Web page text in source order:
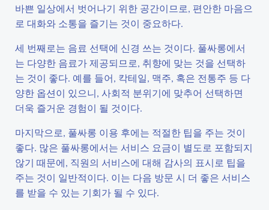
바쁜 일상에서 벗어나기 위한 공간이므로, 편안한 마음으
로 대화와 소통을 즐기는 것이 중요하다.
세 번째로는 음료 선택에 신경 쓰는 것이다. 풀싸롱에서
는 다양한 음료가 제공되므로, 취향에 맞는 것을 선택하
는 것이 좋다. 예를 들어, 칵테일, 맥주, 혹은 전통주 등 다
양한 옵션이 있으니, 사회적 분위기에 맞추어 선택하면
더욱 즐거운 경험이 될 것이다.
마지막으로, 풀싸롱 이용 후에는 적절한 팁을 주는 것이
좋다. 많은 풀싸롱에서는 서비스 요금이 별도로 포함되지
않기 때문에, 직원의 서비스에 대해 감사의 표시로 팁을
주는 것이 일반적이다. 이는 다음 방문 시 더 좋은 서비스
를 받을 수 있는 기회가 될 수 있다.